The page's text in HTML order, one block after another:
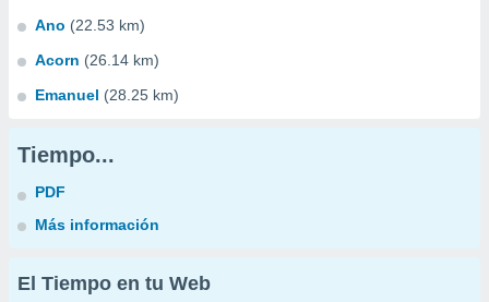
Ano (22.53 km)
Acorn (26.14 km)
Emanuel (28.25 km)
Tiempo...
PDF
Más información
El Tiempo en tu Web